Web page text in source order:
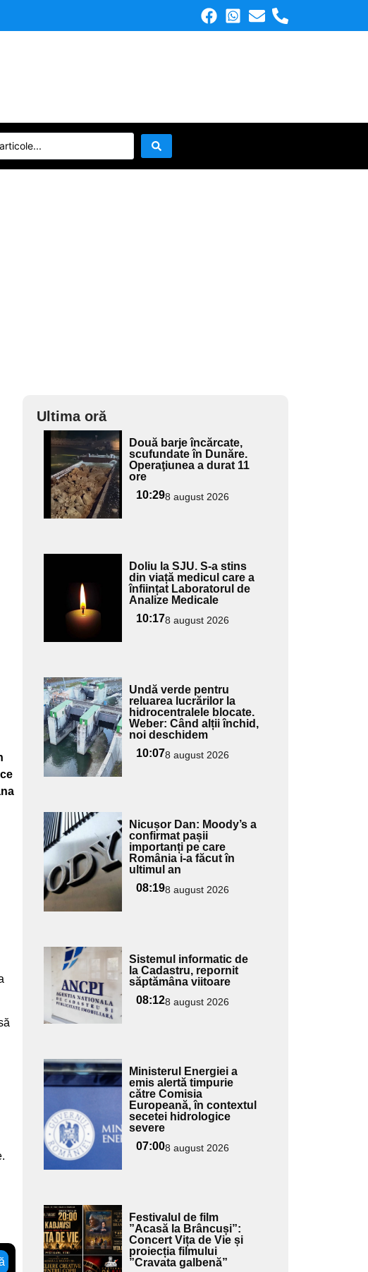
Ultima oră
Adaugă
aici textul
pentru
subtitlu
Două barje încărcate,
scufundate în Dunăre.
Operaţiunea a durat 11
ore
10:298 august 2026
pentru
subtitlu
Doliu la SJU. S-a stins
din viață medicul care a
înființat Laboratorul de
Analize Medicale
10:178 august 2026
Adaugă
aici textul
pentru
subtitlu
Undă verde pentru
reluarea lucrărilor la
hidrocentralele blocate.
Weber: Când alții închid,
noi deschidem
10:078 august 2026
Adaugă
aici textul
pentru
subtitlu
Nicușor Dan: Moody’s a
confirmat pașii
importanți pe care
România i-a făcut în
ultimul an
08:198 august 2026
Adaugă
aici textul
pentru
subtitlu
Sistemul informatic de
la Cadastru, repornit
săptămâna viitoare
08:128 august 2026
Adaugă
aici textul
subtitlu
Ministerul Energiei a
emis alertă timpurie
către Comisia
Europeană, în contextul
secetei hidrologice
severe
07:008 august 2026
Adaugă
aici textul
pentru
subtitlu
Festivalul de film
”Acasă la Brâncuși”:
Concert Vița de Vie și
proiecția filmului
”Cravata galbenă”